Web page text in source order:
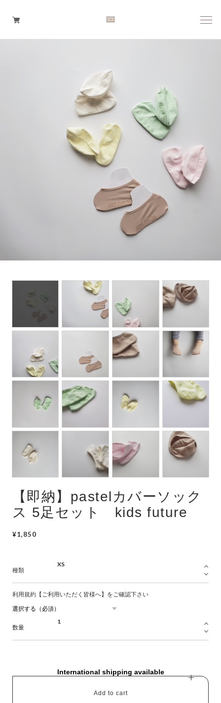
Brand
Room wear
Shoes
Bag
Gift wrapping
【即納】pastelカバーソック
ス 5足セット kids future
¥1,850
種類
利用規約【ご利用いただく皆様へ】をご確認下さい
数量
International shipping available
Add to cart